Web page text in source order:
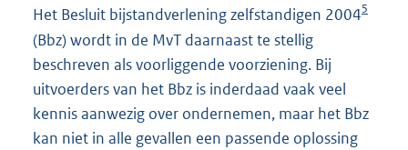
Het Besluit bijstandverlening zelfstandigen 20045
(Bbz) wordt in de MvT daarnaast te stellig
beschreven als voorliggende voorziening. Bij
uitvoerders van het Bbz is inderdaad vaak veel
kennis aanwezig over ondernemen, maar het Bbz
kan niet in alle gevallen een passende oplossing